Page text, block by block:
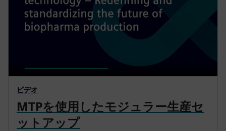
ビデオ
MTPを使用したモジュラー生産セ
ットアップ